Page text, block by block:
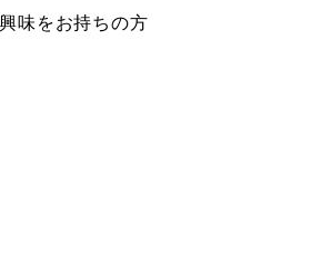
味をお持ちの方